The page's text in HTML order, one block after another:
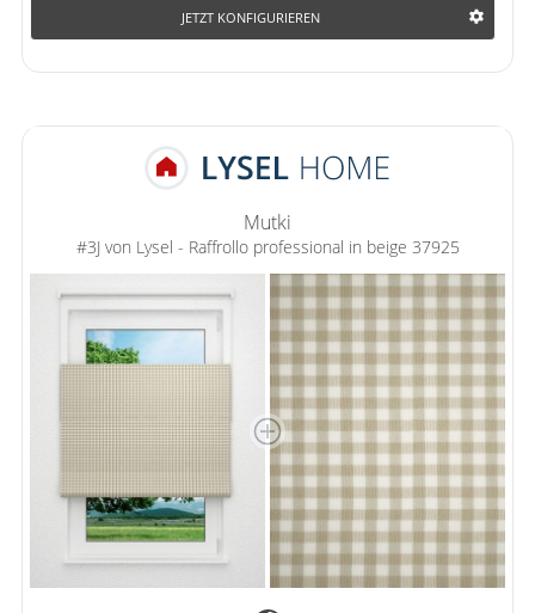
JETZT KONFIGURIEREN
Mutki
#3J von Lysel - Raffrollo professional in beige 37925